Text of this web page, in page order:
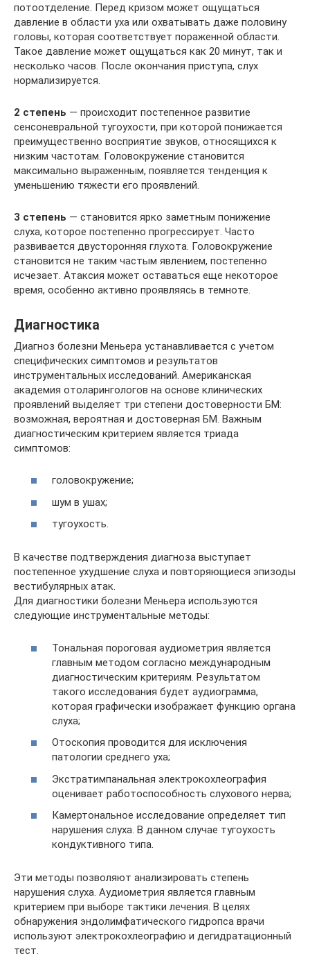
потоотделение. Перед кризом может ощущаться
давление в области уха или охватывать даже половину
головы, которая соответствует пораженной области.
Такое давление может ощущаться как 20 минут, так и
несколько часов. После окончания приступа, слух
нормализируется.
2 степень — происходит постепенное развитие
сенсоневральной тугоухости, при которой понижается
преимущественно восприятие звуков, относящихся к
низким частотам. Головокружение становится
максимально выраженным, появляется тенденция к
уменьшению тяжести его проявлений.
3 степень — становится ярко заметным понижение
слуха, которое постепенно прогрессирует. Часто
развивается двусторонняя глухота. Головокружение
становится не таким частым явлением, постепенно
исчезает. Атаксия может оставаться еще некоторое
время, особенно активно проявляясь в темноте.
Диагностика
Диагноз болезни Меньера устанавливается с учетом
специфических симптомов и результатов
инструментальных исследований. Американская
академия отоларингологов на основе клинических
проявлений выделяет три степени достоверности БМ:
возможная, вероятная и достоверная БМ. Важным
диагностическим критерием является триада
симптомов:
головокружение;
шум в ушах;
тугоухость.
В качестве подтверждения диагноза выступает
постепенное ухудшение слуха и повторяющиеся эпизоды
вестибулярных атак.
Для диагностики болезни Меньера используются
следующие инструментальные методы:
Тональная пороговая аудиометрия является
главным методом согласно международным
диагностическим критериям. Результатом
такого исследования будет аудиограмма,
которая графически изображает функцию органа
слуха;
Отоскопия проводится для исключения
патологии среднего уха;
Экстратимпанальная электрокохлеография
оценивает работоспособность слухового нерва;
Камертональное исследование определяет тип
нарушения слуха. В данном случае тугоухость
кондуктивного типа.
Эти методы позволяют анализировать степень
нарушения слуха. Аудиометрия является главным
критерием при выборе тактики лечения. В целях
обнаружения эндолимфатического гидропса врачи
используют электрокохлеографию и дегидратационный
тест.